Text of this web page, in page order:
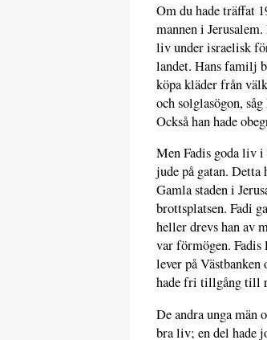
Om du hade träffat
mannen i
liv under israelisk
landet. Hans familj
köpa kläder från
och solglasögon,
Också han hade
Men Fadis goda liv
jude på gatan. Detta
Gamla staden i
brottsplatsen. Fadi
heller drevs han av
var förmögen. Fadis
lever på
hade fri tillgång till
De andra unga män
bra liv; en del hade